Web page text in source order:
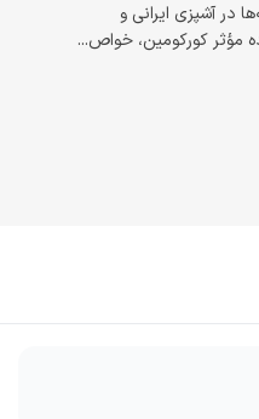
در آشپزی ایرانی و
مؤثر کورکومین، خواص...